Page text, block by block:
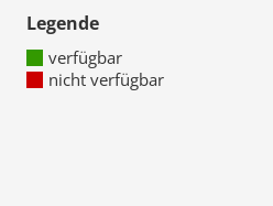
Legende
verfügbar
nicht verfügbar